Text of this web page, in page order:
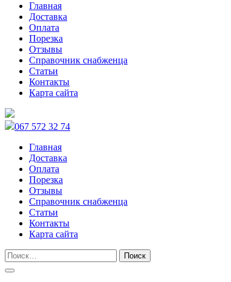
Главная
Доставка
Оплата
Порезка
Отзывы
Справочник снабженца
Статьи
Контакты
Карта сайта
067 572 32 74
Главная
Доставка
Оплата
Порезка
Отзывы
Справочник снабженца
Статьи
Контакты
Карта сайта